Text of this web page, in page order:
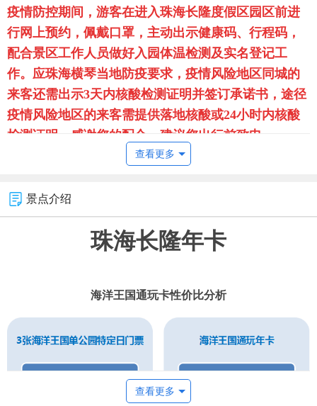
疫情防控期间，游客在进入珠海长隆度假区园区前进
行网上预约，佩戴口罩，主动出示健康码、行程码，
配合景区工作人员做好入园体温检测及实名登记工
作。应珠海横琴当地防疫要求，疫情风险地区同城的
来客还需出示3天内核酸检测证明并签订承诺书，途径
疫情风险地区的来客需提供落地核酸或24小时内核酸
检测证明，感谢您的配合。建议您出行前致电
4008830083或您将入住的酒店查询，及时了解最新防
【使用日期说明】
查看更多
景点介绍
珠海长隆年卡
海洋王国通玩卡性价比分析
查看更多